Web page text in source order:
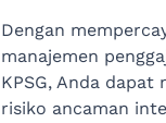
Dengan
manajemen
KPSG, Anda dapat
risiko ancaman